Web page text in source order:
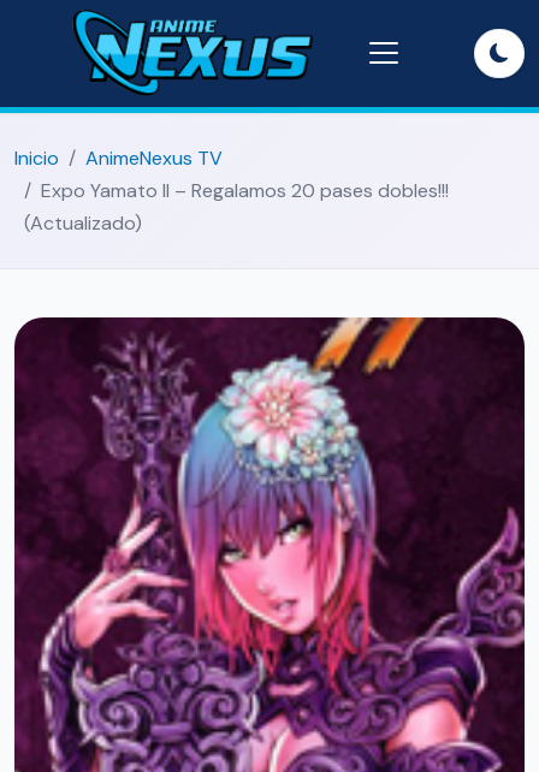
Inicio
AnimeNexus TV
Expo Yamato II – Regalamos 20 pases dobles!!!
(Actualizado)